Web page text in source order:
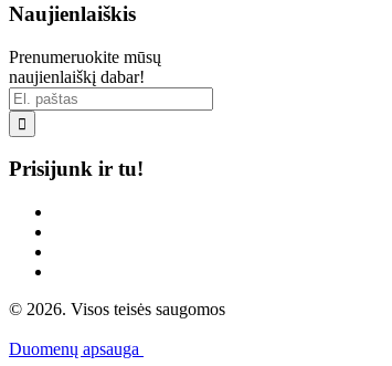
Naujienlaiškis
Prenumeruokite mūsų
naujienlaiškį dabar!

Prisijunk ir tu!
© 2026. Visos teisės saugomos
Duomenų apsauga